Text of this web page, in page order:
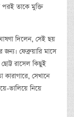
পরই তাকে মুক্তি
দিলেন, সেই ছয়
জন্য। ফেব্রুয়ারি মাসে
রাসেল কিছুই
সেখানে
ভালিয়ে নিয়ে